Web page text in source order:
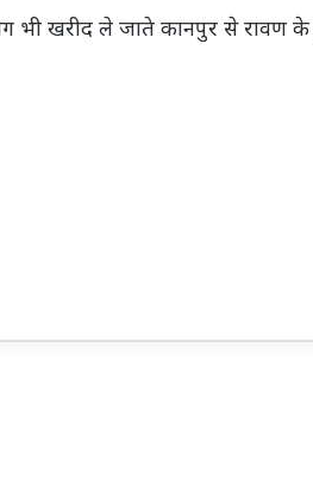
भी खरीद ले जाते कानपुर से रावण